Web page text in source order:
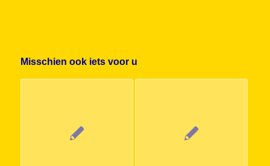
Misschien ook iets voor u